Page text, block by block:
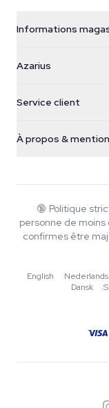
Informations
Galvaniweg 11
Nederland
+31(0)204897914
Azarius
Smokeshop
Service client
Politique de retour
Politique de
À propos &
Wiki
Musique
Normes éditoriales
Outils &
🔞 Politique
personne de moins
confirmes être
English
·Nederlands
Dansk
·